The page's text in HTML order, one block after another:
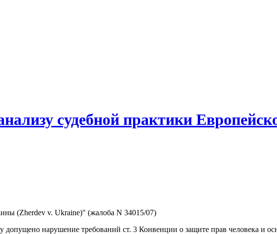
судебной практики
(Zherdev v. Ukraine)" (жалоба N 34015/07)
нарушение требований ст. 3 Конвенции о защите прав человека и